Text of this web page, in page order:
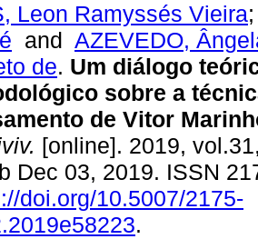
Leon Ramyssés Vieira
and AZEVEDO,
de. Um diálogo
sobre a
de Vitor
[online]. 2019,
Dec 03, 2019. ISSN
doi.org/10.5007/2175-
.